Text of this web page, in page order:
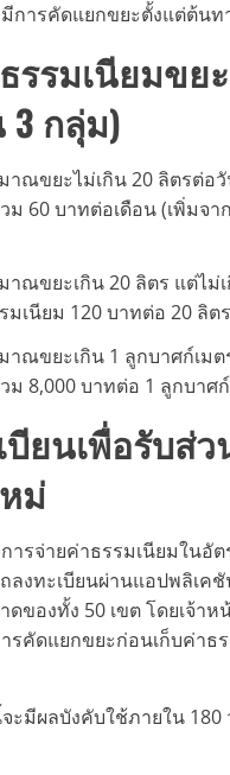
การคัดแยกขยะตั้งแต่ต้นท
รรมเนียมขย
3 กลุ่ม)
าณขยะไม่เกิน 20 ลิตรต่อ
ม 60 บาทต่อเดือน (เพิ่มจา
าณขยะเกิน 20 ลิตร แต่ไม่
มเนียม 120 บาทต่อ 20 ลิตร
าณขยะเกิน 1 ลูกบาศก์เม
ม 8,000 บาทต่อ 1 ลูกบาศ
บียนเพื่อรับส่
ม่
รจ่ายค่าธรรมเนียมในอัต
ลงทะเบียนผ่านแอปพลิเค
ของทั้ง 50 เขต โดยเจ้าห
รคัดแยกขยะก่อนเก็บค่าธ
มีผลบังคับใช้ภายใน 180